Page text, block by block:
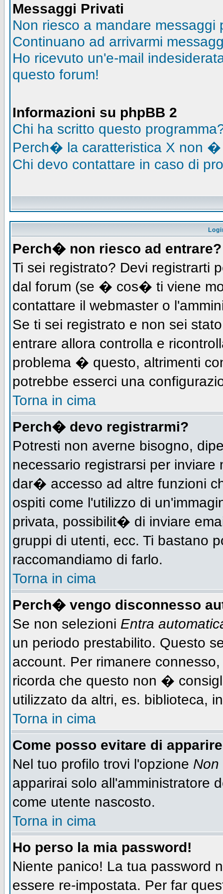
Messaggi Privati
Non riesco a mandare messaggi
Continuano ad arrivarmi
Ho ricevuto un'e-mail
questo forum!
Informazioni su phpBB 2
Chi ha scritto questo
Perch� la caratteristica X non �
Chi devo contattare in caso di
Perch� non riesco ad entrare?
Ti sei registrato? Devi registrarti
dal forum (se � cos� ti viene
contattare il webmaster o
Se ti sei registrato e non sei
entrare allora controlla e
problema � questo, altrimenti
potrebbe esserci una
Torna in cima
Perch� devo registrarmi?
Potresti non averne bisogno,
necessario registrarsi per
dar� accesso ad altre funzioni
ospiti come l'utilizzo di
privata, possibilit� di inviare
gruppi di utenti, ecc. Ti bastano
raccomandiamo di farlo.
Torna in cima
Perch� vengo disconnesso
Se non selezioni Entra
un periodo prestabilito. Questo
account. Per rimanere
ricorda che questo non �
utilizzato da altri, es. biblioteca,
Torna in cima
Come posso evitare di
Nel tuo profilo trovi l'opzione Non
apparirai solo all'amministratore
come utente nascosto.
Torna in cima
Ho perso la mia password!
Niente panico! La tua
essere re-impostata. Per far